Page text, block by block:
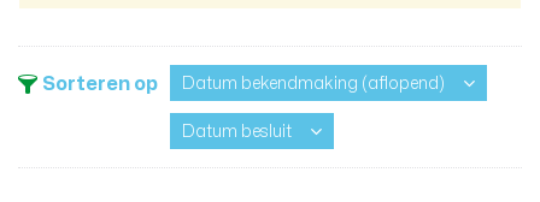
Sorteren op Datum bekendmaking (aflopend)
Datum besluit(aflopend)